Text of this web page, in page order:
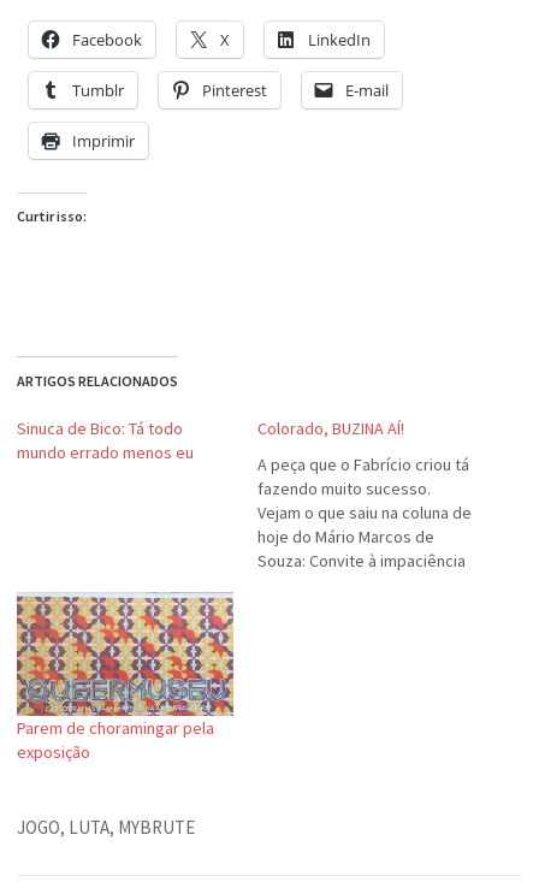
Facebook X LinkedIn
Tumblr Pinterest E-mail
Imprimir
Curtir isso:
ARTIGOS RELACIONADOS
Sinuca de Bico: Tá todo
mundo errado menos eu
Colorado, BUZINA AÍ!
A peça que o Fabrício criou tá
fazendo muito sucesso.
Vejam o que saiu na coluna de
hoje do Mário Marcos de
Souza: Convite à impaciência
Parem de choramingar pela
exposição
JOGO, LUTA, MYBRUTE